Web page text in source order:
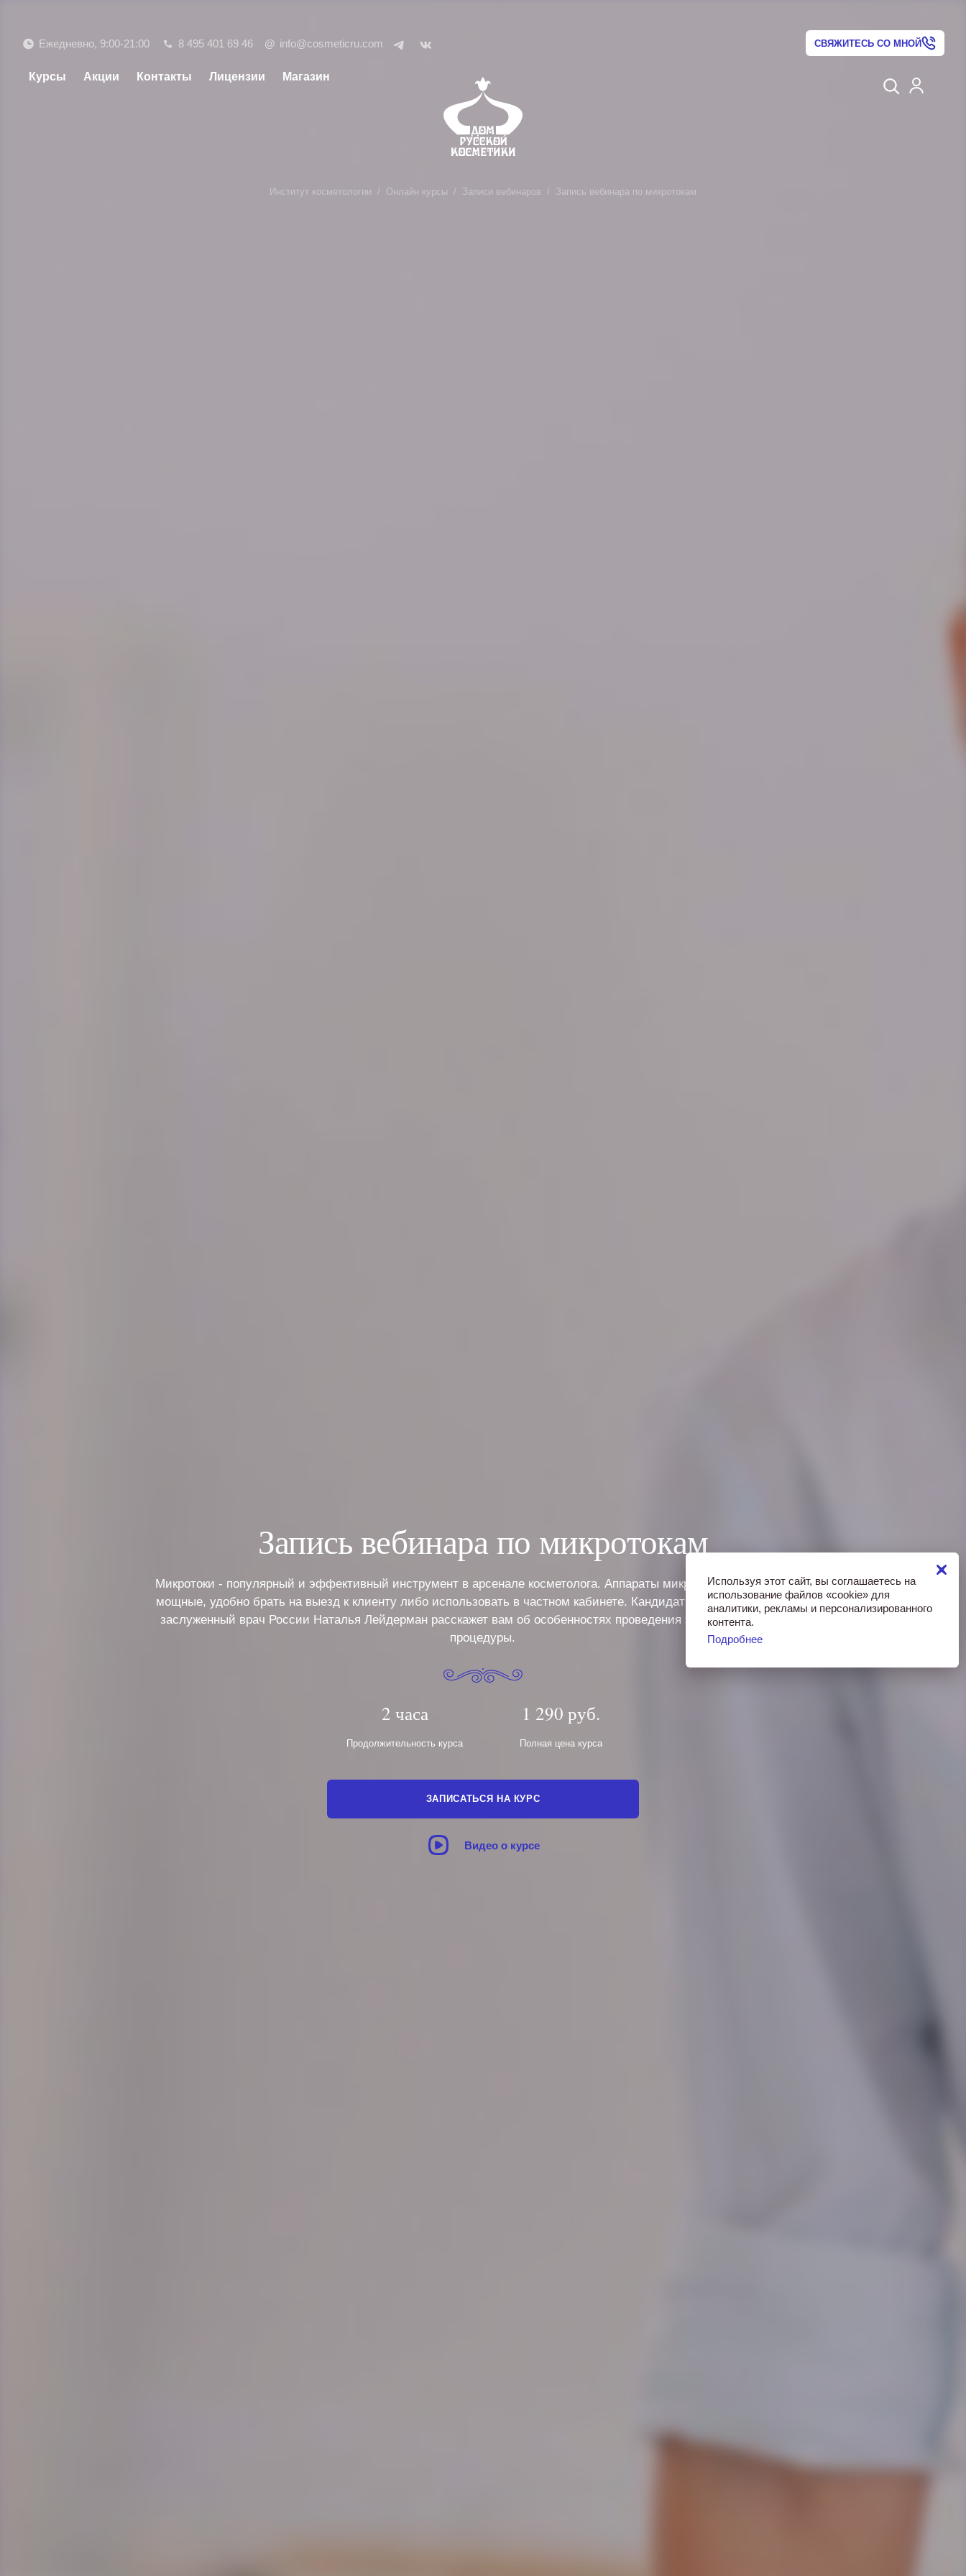
Ежедневно, 9:00-21:00 8 495 401 69 46 @ info@cosmeticru.com СВЯЖИТЕСЬ СО МНОЙ
Курсы Акции Контакты Лицензии Магазин
Институт косметологии Онлайн курсы Записи вебинаров Запись вебинара по микротокам
Запись вебинара по микротокам
Микротоки - популярный и эффективный инструмент в арсенале косметолога. Аппараты микротоков, компактные и
мощные, удобно брать на выезд к клиенту либо использовать в частном кабинете. Кандидат наук, физиотерапевт,
заслуженный врач России Наталья Лейдерман расскажет вам об особенностях проведения этой востребованной
процедуры.
2 часа
Продолжительность курса
1 290 руб.
Полная цена курса
ЗАПИСАТЬСЯ НА КУРС
Видео о курсе
Используя этот сайт, вы соглашаетесь на
использование файлов «cookie» для
аналитики, рекламы и персонализированного
контента.
Подробнее